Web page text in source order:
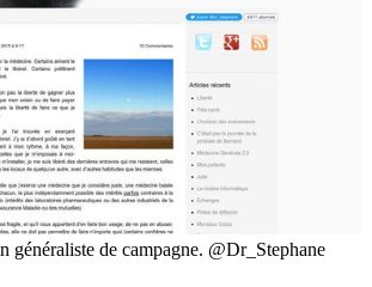
généraliste de campagne. @Dr_Stephane